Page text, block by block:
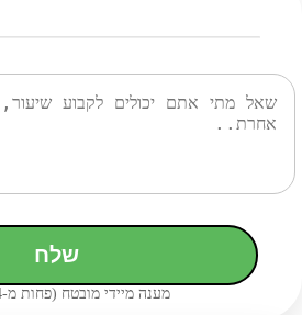
שלח
מענה מיידי מובטח (פחות מ-24 שעות)